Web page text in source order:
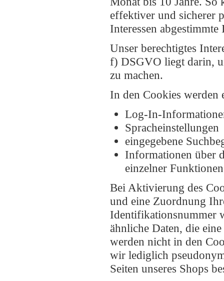
effektiver und sicherer
Interessen
Unser berechtigtes
f) DSGVO liegt darin,
zu machen.
In den Cookies werden
Log-In-
Spracheinstellungen
eingegebene
Informationen über
einzelner
Bei Aktivierung des
und eine Zuordnung
Identifikationsnummer
ähnliche Daten, die
werden nicht in den
wir lediglich
Seiten unseres Shops